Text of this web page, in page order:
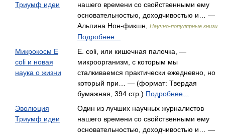
Триумф идеи
нашего времени со свойственными ему
основательностью, доходчивостью и… —
Альпина Нон-фикшн,
Научно-популярные книги
Подробнее...
Микрокосм E
coli и новая
наука о жизни
Е. coli, или кишечная палочка, —
микроорганизм, с которым мы
сталкиваемся практически ежедневно, но
который при… — (формат: Твердая
бумажная, 394 стр.) Подробнее...
Эволюция
Триумф идеи
Один из лучших научных журналистов
нашего времени со свойственными ему
основательностью, доходчивостью и… —